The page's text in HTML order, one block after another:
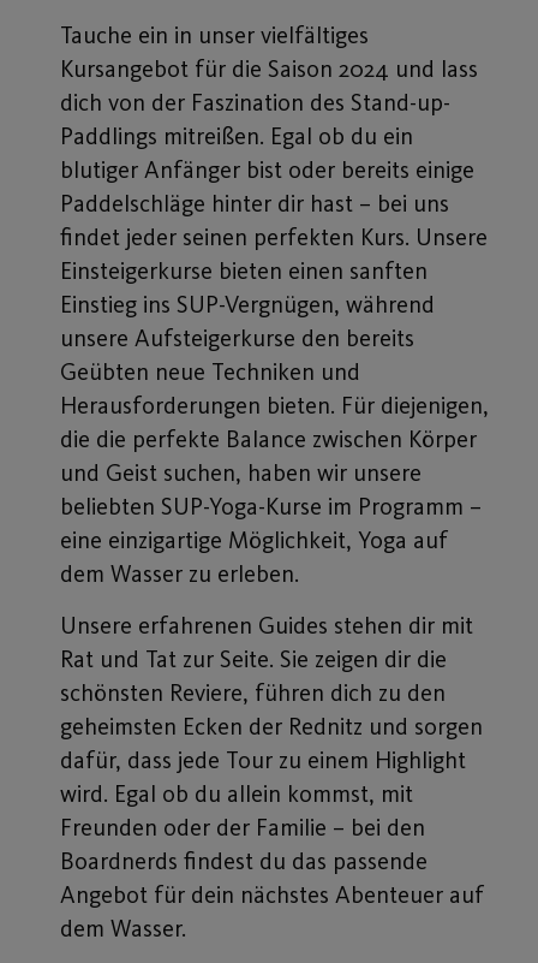
Tauche ein in unser vielfältiges
Kursangebot für die Saison 2024 und lass
dich von der Faszination des Stand-up-
Paddlings mitreißen. Egal ob du ein
blutiger Anfänger bist oder bereits einige
Paddelschläge hinter dir hast – bei uns
findet jeder seinen perfekten Kurs. Unsere
Einsteigerkurse bieten einen sanften
Einstieg ins SUP-Vergnügen, während
unsere Aufsteigerkurse den bereits
Geübten neue Techniken und
Herausforderungen bieten. Für diejenigen,
die die perfekte Balance zwischen Körper
und Geist suchen, haben wir unsere
beliebten SUP-Yoga-Kurse im Programm –
eine einzigartige Möglichkeit, Yoga auf
dem Wasser zu erleben.
Unsere erfahrenen Guides stehen dir mit
Rat und Tat zur Seite. Sie zeigen dir die
schönsten Reviere, führen dich zu den
geheimsten Ecken der Rednitz und sorgen
dafür, dass jede Tour zu einem Highlight
wird. Egal ob du allein kommst, mit
Freunden oder der Familie – bei den
Boardnerds findest du das passende
Angebot für dein nächstes Abenteuer auf
dem Wasser.